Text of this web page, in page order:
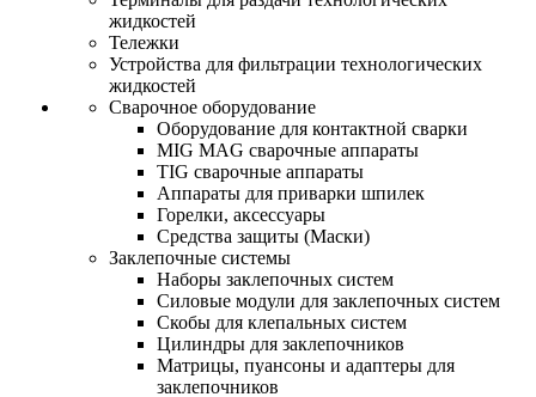
жидкостей
Тележки
Устройства для фильтрации технологических
жидкостей
Сварочное оборудование
Оборудование для контактной сварки
MIG MAG сварочные аппараты
TIG сварочные аппараты
Аппараты для приварки шпилек
Горелки, аксессуары
Средства защиты (Маски)
Заклепочные системы
Наборы заклепочных систем
Силовые модули для заклепочных систем
Скобы для клепальных систем
Цилиндры для заклепочников
Матрицы, пуансоны и адаптеры для
заклепочников